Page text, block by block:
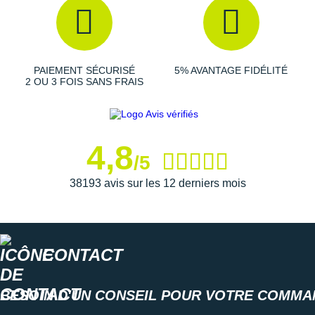
PAIEMENT SÉCURISÉ
2 OU 3 FOIS SANS FRAIS
5% AVANTAGE FIDÉLITÉ
4,8/5
38193 avis sur les 12 derniers mois
CONTACT
BESOIN D'UN CONSEIL POUR VOTRE